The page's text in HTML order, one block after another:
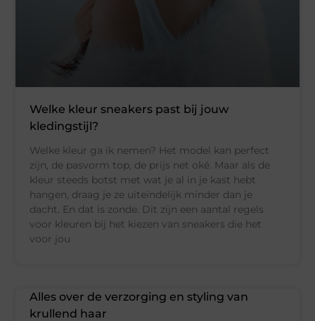
Welke kleur sneakers past bij jouw
kledingstijl?
Welke kleur ga ik nemen? Het model kan perfect
zijn, de pasvorm top, de prijs net oké. Maar als de
kleur steeds botst met wat je al in je kast hebt
hangen, draag je ze uiteindelijk minder dan je
dacht. En dat is zonde. Dit zijn een aantal regels
voor kleuren bij het kiezen van sneakers die het
voor jou
Alles over de verzorging en styling van
krullend haar